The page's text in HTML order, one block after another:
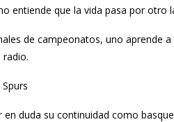
entiende que la vida pasa por otro
de campeonatos, uno aprende
en duda su continuidad como